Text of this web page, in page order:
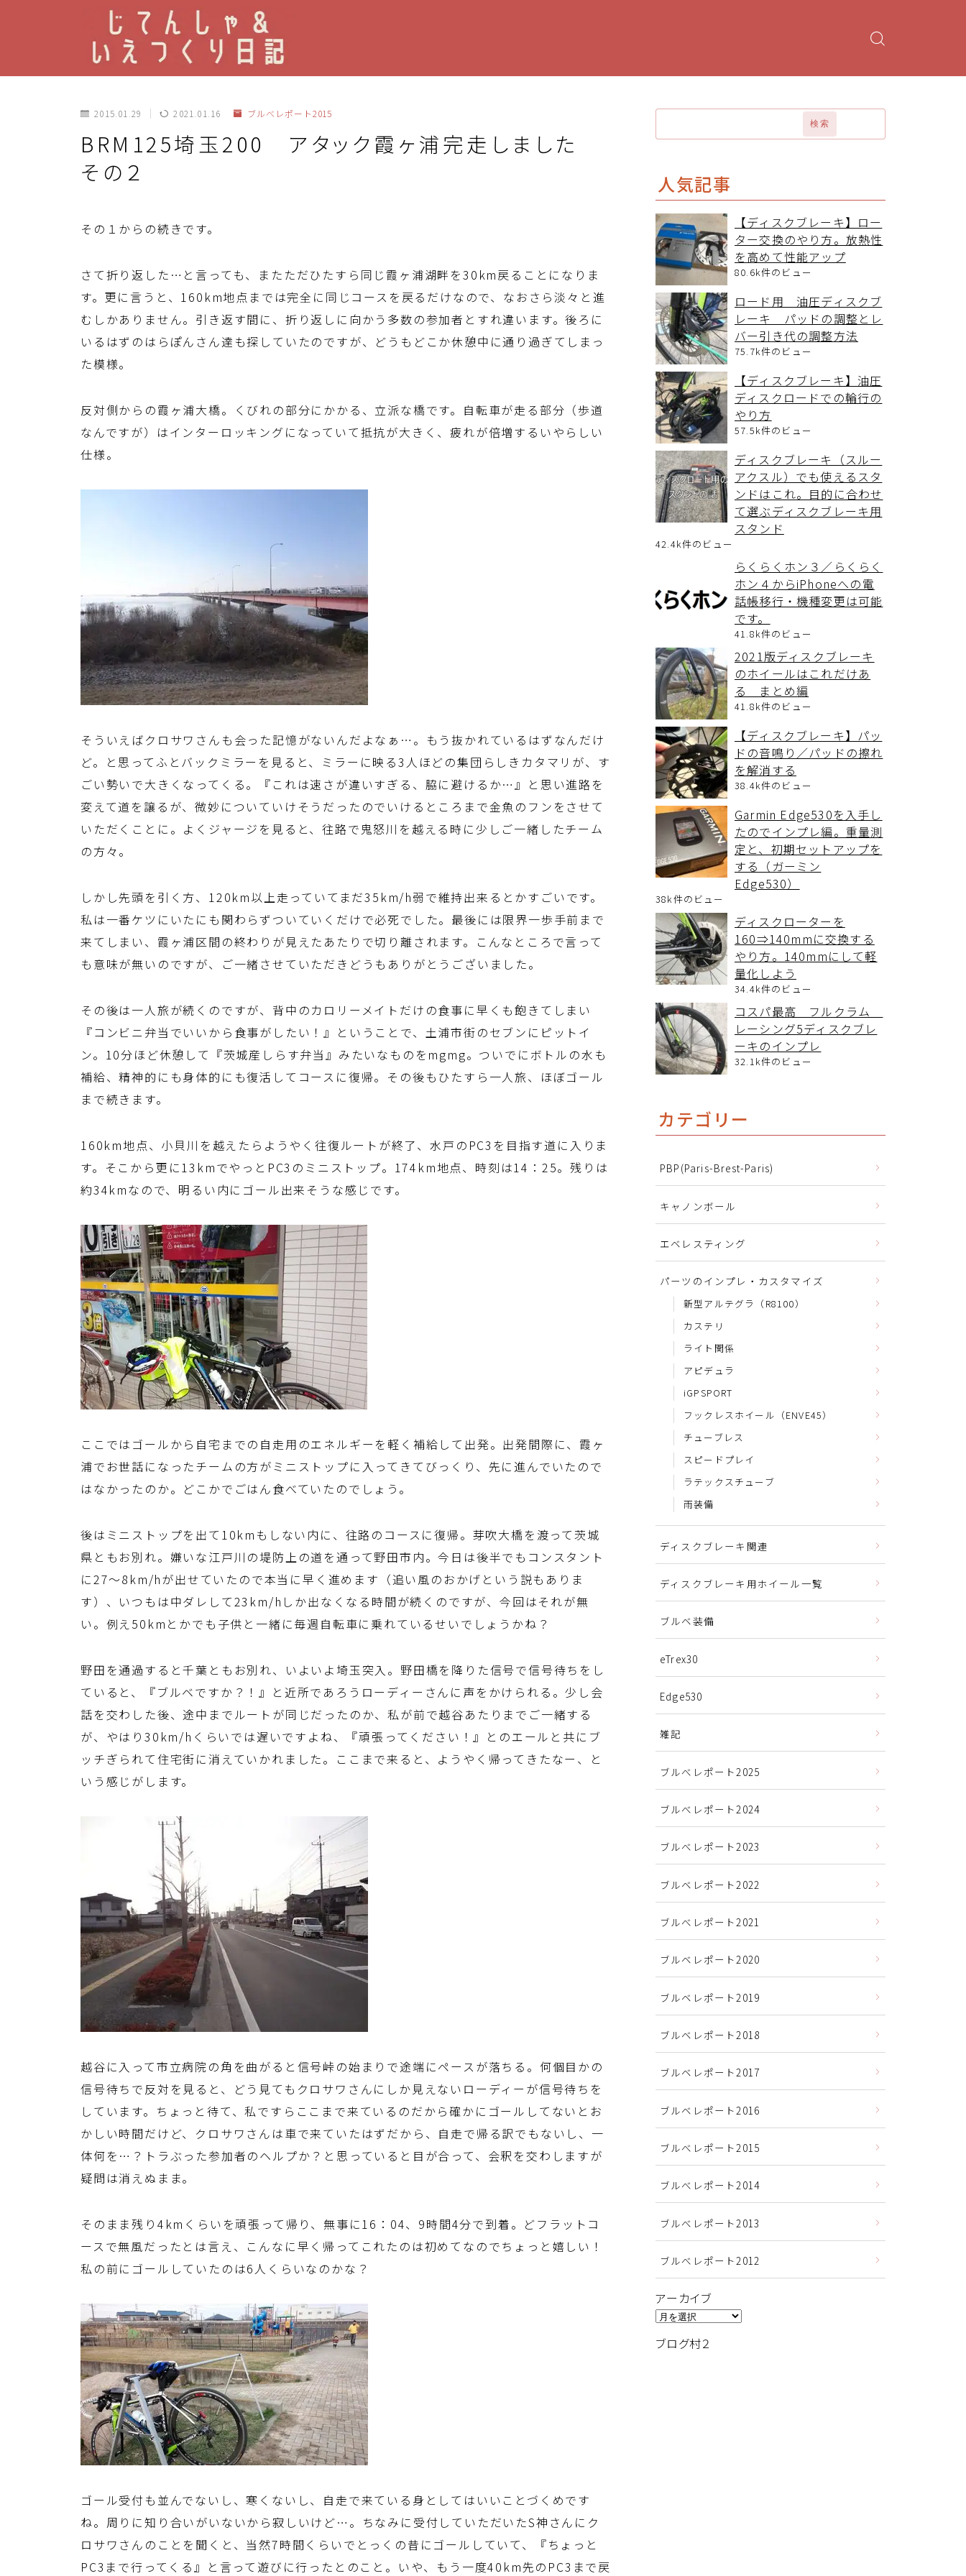
2015.01.29 2021.01.16 ブルべレポート2015
BRM125埼玉200 アタック霞ヶ浦完走しました
その２
その１からの続きです。
さて折り返した…と言っても、またただひたすら同じ霞ヶ浦湖畔を30km戻ることになりま
す。更に言うと、160km地点までは完全に同じコースを戻るだけなので、なおさら淡々と進
むしかありません。引き返す間に、折り返しに向かう多数の参加者とすれ違います。後ろに
いるはずのはらぽんさん達も探していたのですが、どうもどこか休憩中に通り過ぎてしまっ
た模様。
反対側からの霞ヶ浦大橋。くびれの部分にかかる、立派な橋です。自転車が走る部分（歩道
なんですが）はインターロッキングになっていて抵抗が大きく、疲れが倍増するいやらしい
仕様。
そういえばクロサワさんも会った記憶がないんだよなぁ…。もう抜かれているはずなんだけ
ど。と思ってふとバックミラーを見ると、ミラーに映る3人ほどの集団らしきカタマリが、す
ごい勢いで大きくなってくる。『これは速さが違いすぎる、脇に避けるか…』と思い進路を
変えて道を譲るが、微妙についていけそうだったのでいけるところまで金魚のフンをさせて
いただくことに。よくジャージを見ると、往路で鬼怒川を越える時に少しご一緒したチーム
の方々。
しかし先頭を引く方、120km以上走っていてまだ35km/h弱で維持出来るとかすごいです。
私は一番ケツにいたにも関わらずついていくだけで必死でした。最後には限界一歩手前まで
来てしまい、霞ヶ浦区間の終わりが見えたあたりで切り離されます。こんなところで言って
も意味が無いのですが、ご一緒させていただきどうもありがとうございました。
その後は一人旅が続くのですが、背中のカロリーメイトだけの食事に早くも飽きてしまい
『コンビニ弁当でいいから食事がしたい！』ということで、土浦市街のセブンにピットイ
ン。10分ほど休憩して『茨城産しらす弁当』みたいなものをmgmg。ついでにボトルの水も
補給、精神的にも身体的にも復活してコースに復帰。その後もひたすら一人旅、ほぼゴール
まで続きます。
160km地点、小貝川を越えたらようやく往復ルートが終了、水戸のPC3を目指す道に入りま
す。そこから更に13kmでやっとPC3のミニストップ。174km地点、時刻は14：25。残りは
約34kmなので、明るい内にゴール出来そうな感じです。
ここではゴールから自宅までの自走用のエネルギーを軽く補給して出発。出発間際に、霞ヶ
浦でお世話になったチームの方がミニストップに入ってきてびっくり、先に進んでいたので
はなかったのか。どこかでごはん食べていたのでしょう。
後はミニストップを出て10kmもしない内に、往路のコースに復帰。芽吹大橋を渡って茨城
県ともお別れ。嫌いな江戸川の堤防上の道を通って野田市内。今日は後半でもコンスタント
に27～8km/hが出せていたので本当に早く進めます（追い風のおかげという説もありま
す）、いつもは中ダレして23km/hしか出なくなる時間が続くのですが、今回はそれが無
い。例え50kmとかでも子供と一緒に毎週自転車に乗れているせいでしょうかね？
野田を通過すると千葉ともお別れ、いよいよ埼玉突入。野田橋を降りた信号で信号待ちをし
ていると、『ブルベですか？！』と近所であろうローディーさんに声をかけられる。少し会
話を交わした後、途中までルートが同じだったのか、私が前で越谷あたりまでご一緒する
が、やはり30km/hくらいでは遅いですよね、『頑張ってください！』とのエールと共にブ
ッチぎられて住宅街に消えていかれました。ここまで来ると、ようやく帰ってきたなー、と
いう感じがします。
越谷に入って市立病院の角を曲がると信号峠の始まりで途端にペースが落ちる。何個目かの
信号待ちで反対を見ると、どう見てもクロサワさんにしか見えないローディーが信号待ちを
しています。ちょっと待て、私ですらここまで来ているのだから確かにゴールしてないとお
かしい時間だけど、クロサワさんは車で来ていたはずだから、自走で帰る訳でもないし、一
体何を…？トラぶった参加者のヘルプか？と思っていると目が合って、会釈を交わしますが
疑問は消えぬまま。
そのまま残り4kmくらいを頑張って帰り、無事に16：04、9時間4分で到着。どフラットコ
ースで無風だったとは言え、こんなに早く帰ってこれたのは初めてなのでちょっと嬉しい！
私の前にゴールしていたのは6人くらいなのかな？
ゴール受付も並んでないし、寒くないし、自走で来ている身としてはいいことづくめです
ね。周りに知り合いがいないから寂しいけど…。ちなみに受付していただいたS神さんにク
ロサワさんのことを聞くと、当然7時間くらいでとっくの昔にゴールしていて、『ちょっと
PC3まで行ってくる』と言って遊びに行ったとのこと。いや、もう一度40km先のPC3まで戻
検索
人気記事
【ディスクブレーキ】ロー
ター交換のやり方。放熱性
を高めて性能アップ
80.6k件のビュー
ロード用 油圧ディスクブ
レーキ パッドの調整とレ
バー引き代の調整方法
75.7k件のビュー
【ディスクブレーキ】油圧
ディスクロードでの輪行の
やり方
57.5k件のビュー
ディスクブレーキ（スルー
アクスル）でも使えるスタ
ンドはこれ。目的に合わせ
て選ぶディスクブレーキ用
スタンド
42.4k件のビュー
らくらくホン３／らくらく
ホン４からiPhoneへの電
話帳移行・機種変更は可能
です。
41.8k件のビュー
2021版ディスクブレーキ
のホイールはこれだけあ
る まとめ編
41.8k件のビュー
【ディスクブレーキ】パッ
ドの音鳴り／パッドの擦れ
を解消する
38.4k件のビュー
Garmin Edge530を入手し
たのでインプレ編。重量測
定と、初期セットアップを
する（ガーミン
Edge530）
38k件のビュー
ディスクローターを
160⇒140mmに交換する
やり方。140mmにして軽
量化しよう
34.4k件のビュー
コスパ最高 フルクラム
レーシング5ディスクブレ
ーキのインプレ
32.1k件のビュー
カテゴリー
PBP(Paris-Brest-Paris)
キャノンボール
エベレスティング
パーツのインプレ・カスタマイズ
新型アルテグラ（R8100）
カステリ
ライト関係
アピデュラ
iGPSPORT
フックレスホイール（ENVE45）
チューブレス
スピードプレイ
ラテックスチューブ
雨装備
ディスクブレーキ関連
ディスクブレーキ用ホイール一覧
ブルベ装備
eTrex30
Edge530
雑記
ブルべレポート2025
ブルべレポート2024
ブルべレポート2023
ブルベレポート2022
ブルべレポート2021
ブルベレポート2020
ブルベレポート2019
ブルベレポート2018
ブルベレポート2017
ブルベレポート2016
ブルべレポート2015
ブルべレポート2014
ブルべレポート2013
ブルべレポート2012
アーカイブ
ア
カ
ブログ村２